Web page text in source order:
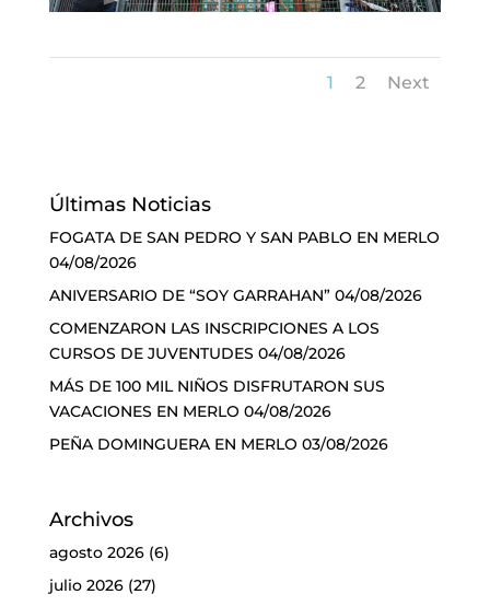
1 2 Next
Últimas Noticias
FOGATA DE SAN PEDRO Y SAN PABLO EN MERLO
04/08/2026
ANIVERSARIO DE “SOY GARRAHAN” 04/08/2026
COMENZARON LAS INSCRIPCIONES A LOS
CURSOS DE JUVENTUDES 04/08/2026
MÁS DE 100 MIL NIÑOS DISFRUTARON SUS
VACACIONES EN MERLO 04/08/2026
PEÑA DOMINGUERA EN MERLO 03/08/2026
Archivos
agosto 2026(6)
julio 2026(27)